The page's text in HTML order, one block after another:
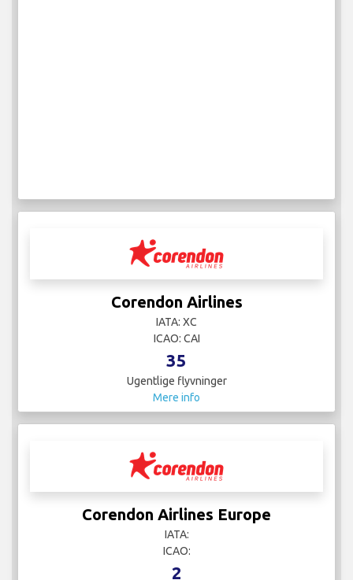
Corendon Airlines
IATA: XC
ICAO: CAI
35
Ugentlige flyvninger
Mere info
Corendon Airlines Europe
IATA:
ICAO:
2